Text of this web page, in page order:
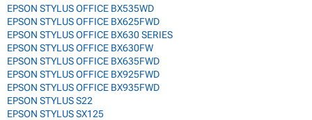
EPSON STYLUS OFFICE BX535WD
EPSON STYLUS OFFICE BX625FWD
EPSON STYLUS OFFICE BX630 SERIES
EPSON STYLUS OFFICE BX630FW
EPSON STYLUS OFFICE BX635FWD
EPSON STYLUS OFFICE BX925FWD
EPSON STYLUS OFFICE BX935FWD
EPSON STYLUS S22
EPSON STYLUS SX125